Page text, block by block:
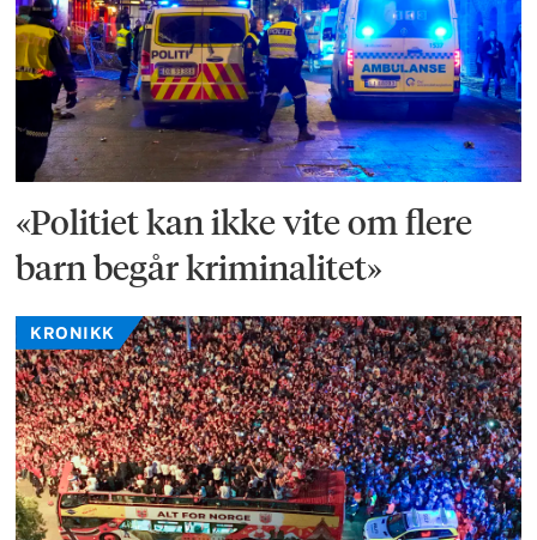
«Politiet kan ikke vite om flere
barn begår kriminalitet»
KRONIKK